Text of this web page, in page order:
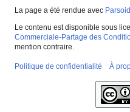
La page a été rendue avec Parsoid
Le contenu est disponible sous
Commerciale-Partage des
mention contraire.
Politique de confidentialité À